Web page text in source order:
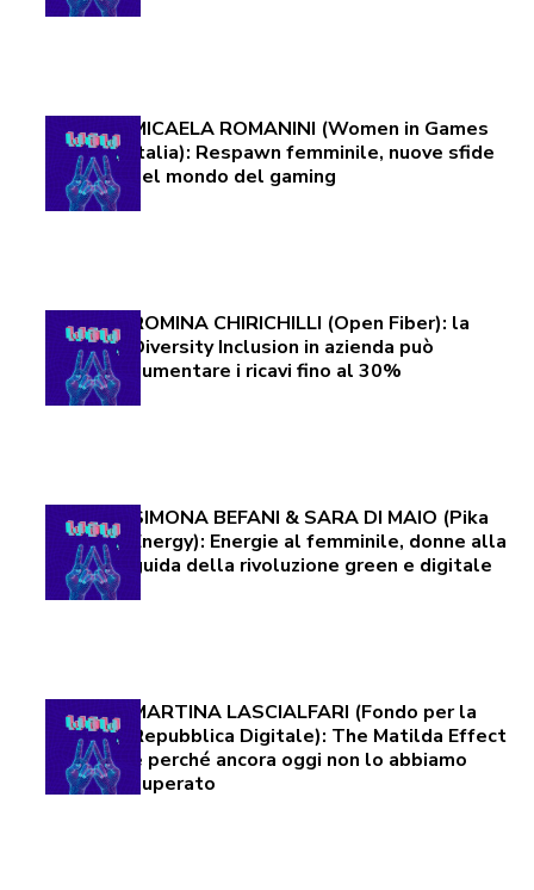
MICAELA ROMANINI (Women in Games
Italia): Respawn femminile, nuove sfide
nel mondo del gaming
ROMINA CHIRICHILLI (Open Fiber): la
Diversity Inclusion in azienda può
aumentare i ricavi fino al 30%
SIMONA BEFANI & SARA DI MAIO (Pika
Energy): Energie al femminile, donne alla
guida della rivoluzione green e digitale
MARTINA LASCIALFARI (Fondo per la
Repubblica Digitale): The Matilda Effect
e perché ancora oggi non lo abbiamo
superato